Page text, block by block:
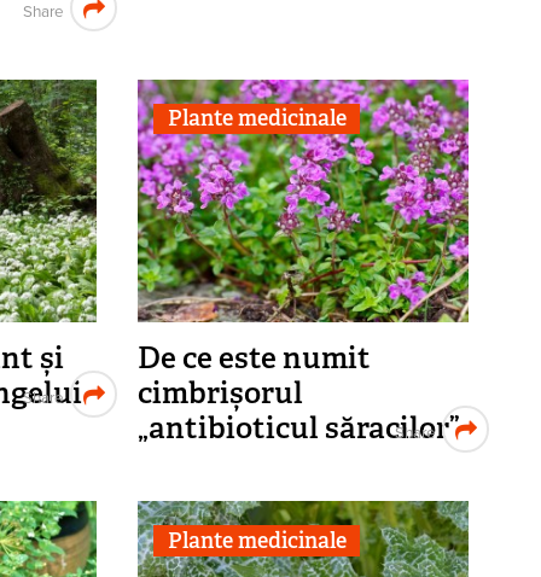
Share
și
Share
Plante medicinale
De ce este numit
cimbrișorul
„antibioticul săracilor”
Share
Plante medicinale